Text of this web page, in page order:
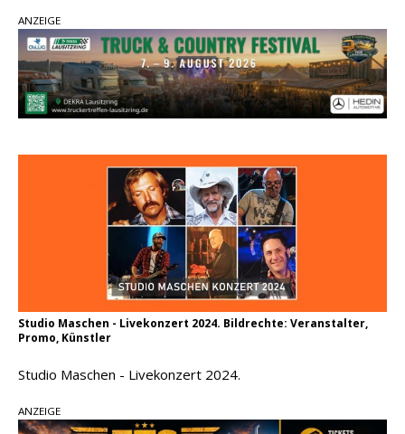
Danke für Euer Vertrauen: Country.de erreicht
täglich rund 10.000 Leser
Kacey Musgraves entführt Fans mit neuem
Carly Pearce hinterfragt den ständigen
Vergleich mit anderen
ANZEIGE
Studio Maschen - Livekonzert 2024. Bildrechte: Veranstalter,
Promo, Künstler
Studio Maschen - Livekonzert 2024.
ANZEIGE